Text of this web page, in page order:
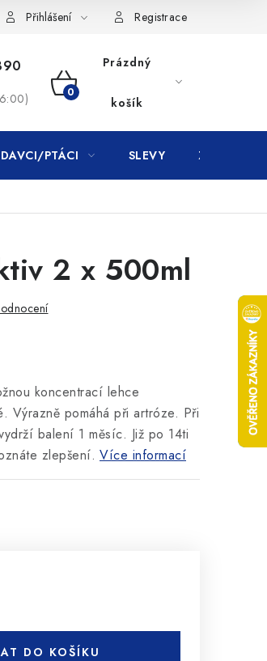
Přihlášení Registrace
NÁKUPNÍ
KOŠÍK
Prázdný
košík
PTÁCI SLEVY ZNAČKY
2 x 500ml
koncentrací lehce
Výrazně pomáhá při artróze. Při
balení 1 měsíc. Již po 14ti
zlepšení. Více informací
DO KOŠÍKU